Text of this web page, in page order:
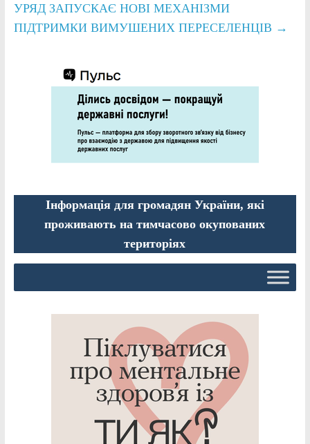
УРЯД ЗАПУСКАЄ НОВІ МЕХАНІЗМИ
ПІДТРИМКИ ВИМУШЕНИХ ПЕРЕСЕЛЕНЦІВ →
Інформація для громадян України, які
проживають на тимчасово окупованих
територіях